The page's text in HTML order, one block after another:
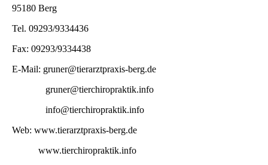
95180 Berg
Tel. 09293/9334436
Fax: 09293/9334438
E-Mail: gruner@tierarztpraxis-berg.de
gruner@tierchiropraktik.info
info@tierchiropraktik.info
Web: www.tierarztpraxis-berg.de
www.tierchiropraktik.info